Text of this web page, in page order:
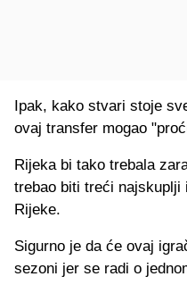
Ipak, kako stvari stoje
ovaj transfer mogao
Rijeka bi tako trebala
trebao biti treći
Rijeke.
Sigurno je da će ovaj
sezoni jer se radi o